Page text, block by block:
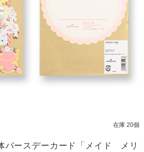
在庫 20個
ースデーカード「メイド メリ